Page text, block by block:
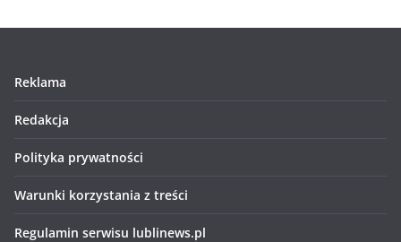
Reklama
Redakcja
Polityka prywatności
Warunki korzystania z treści
Regulamin serwisu lublinews.pl